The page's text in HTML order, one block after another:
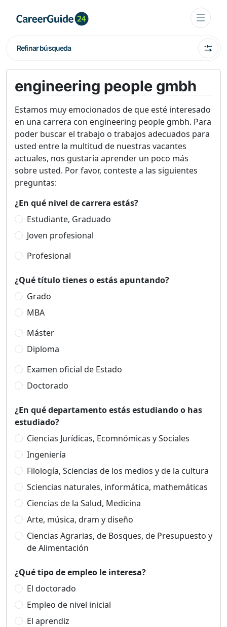
Refinar búsqueda
engineering people gmbh
Estamos muy emocionados de que esté interesado
en una carrera con engineering people gmbh. Para
poder buscar el trabajo o trabajos adecuados para
usted entre la multitud de nuestras vacantes
actuales, nos gustaría aprender un poco más
sobre usted. Por favor, conteste a las siguientes
preguntas:
¿En qué nivel de carrera estás?
Estudiante, Graduado
Joven profesional
Profesional
¿Qué título tienes o estás apuntando?
Grado
MBA
Máster
Diploma
Examen oficial de Estado
Doctorado
¿En qué departamento estás estudiando o has
estudiado?
Ciencias Jurídicas, Ecomnómicas y Sociales
Ingeniería
Filología, Sciencias de los medios y de la cultura
Sciencias naturales, informática, mathemáticas
Ciencias de la Salud, Medicina
Arte, música, dram y diseño
Ciencias Agrarias, de Bosques, de Presupuesto y
de Alimentación
¿Qué tipo de empleo le interesa?
El doctorado
Empleo de nivel inicial
El aprendiz